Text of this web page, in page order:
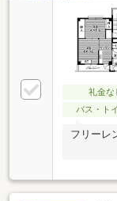
礼金な
バス・ト
フリーレ